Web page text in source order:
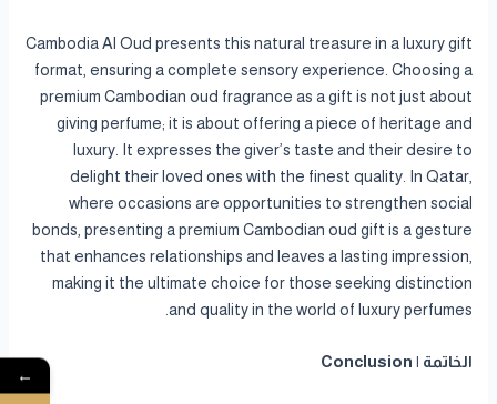
Cambodia Al Oud presents this natural treasure in a luxury gift
format, ensuring a complete sensory experience. Choosing a
premium Cambodian oud fragrance as a gift is not just about
giving perfume; it is about offering a piece of heritage and
luxury. It expresses the giver’s taste and their desire to
delight their loved ones with the finest quality. In Qatar,
where occasions are opportunities to strengthen social
bonds, presenting a premium Cambodian oud gift is a gesture
that enhances relationships and leaves a lasting impression,
making it the ultimate choice for those seeking distinction
and quality in the world of luxury perfumes.
الخاتمة | Conclusion
←